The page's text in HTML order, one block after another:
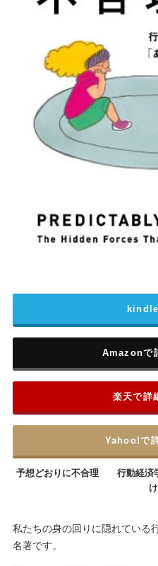
予想どおりに不合理 行動経済
け
Amazonで
楽天で詳
Yahoo!で
私たちの身の回りに隠れている
名著です。